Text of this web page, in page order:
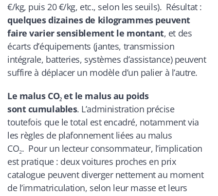
€/kg, puis 20 €/kg, etc., selon les seuils). Résultat :
quelques dizaines de kilogrammes peuvent
faire varier sensiblement le montant, et des
écarts d’équipements (jantes, transmission
intégrale, batteries, systèmes d’assistance) peuvent
suffire à déplacer un modèle d’un palier à l’autre.
Le malus CO₂ et le malus au poids
sont cumulables. L’administration précise
toutefois que le total est encadré, notamment via
les règles de plafonnement liées au malus
CO₂. Pour un lecteur consommateur, l’implication
est pratique : deux voitures proches en prix
catalogue peuvent diverger nettement au moment
de l’immatriculation, selon leur masse et leurs